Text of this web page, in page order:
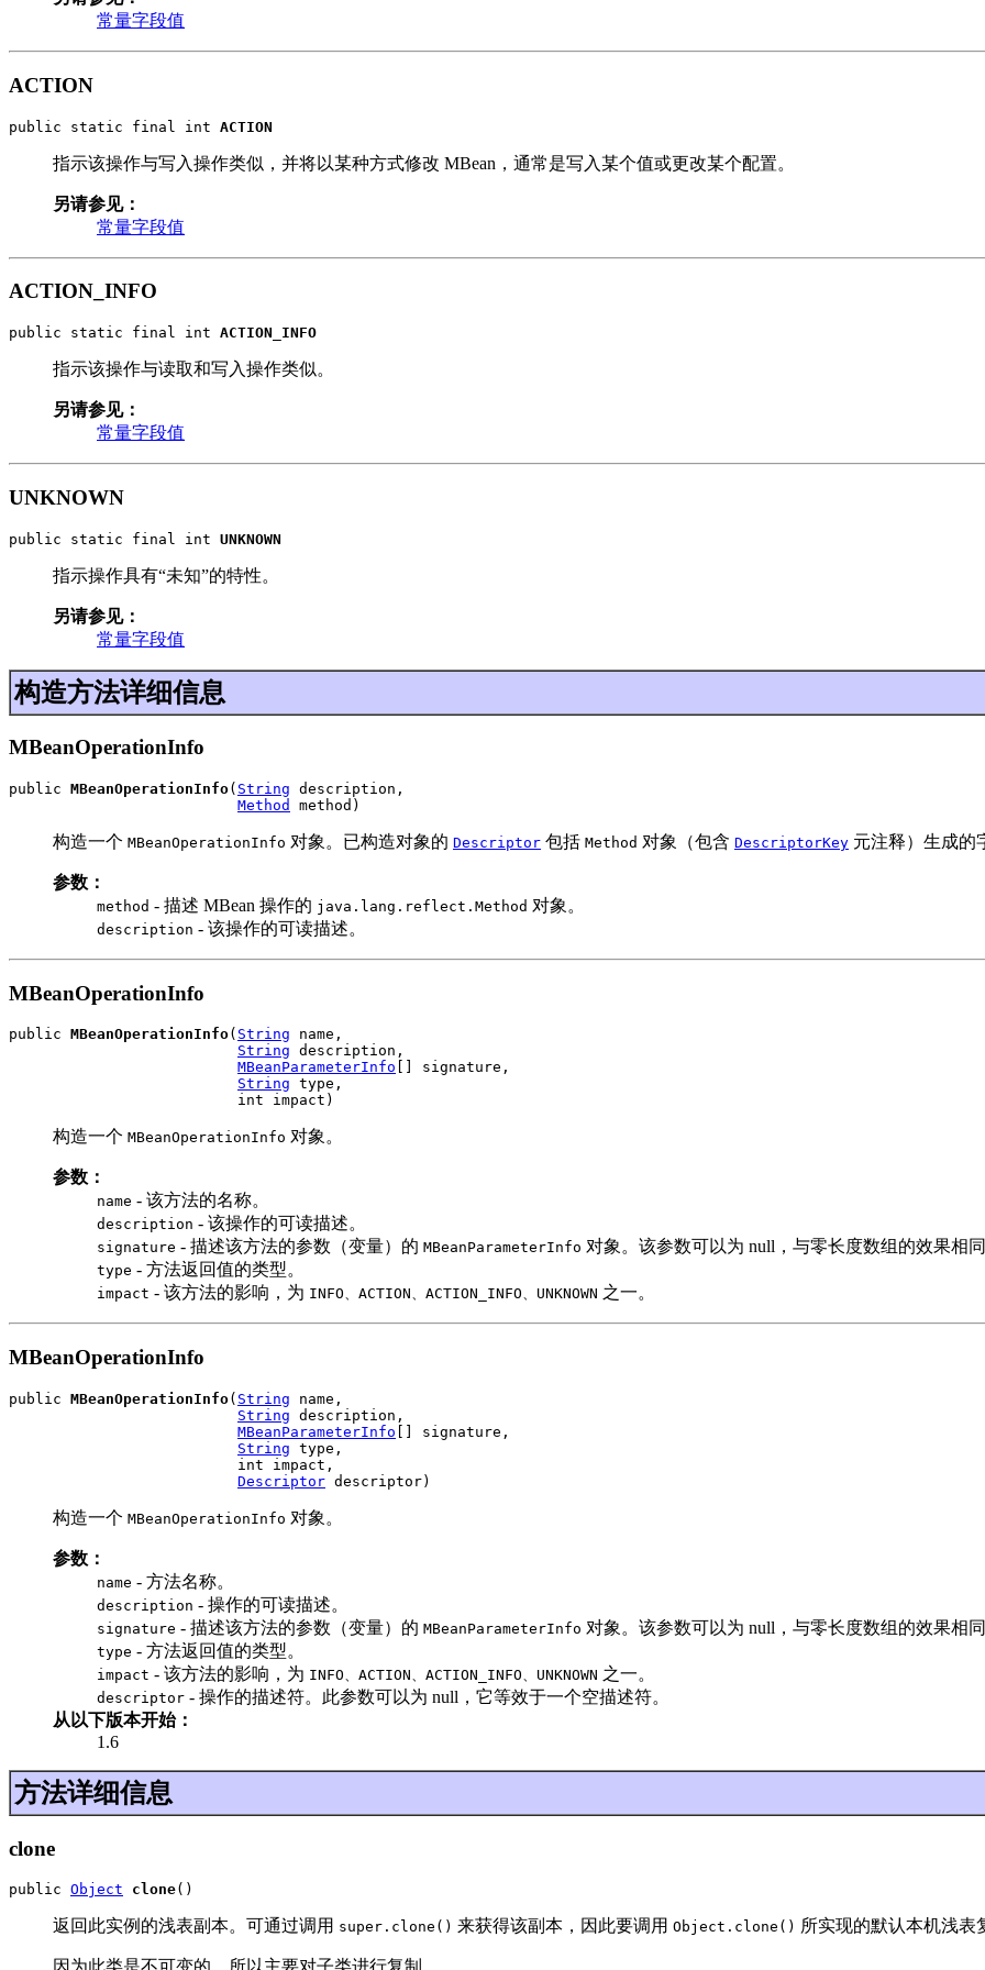
常量字段值
ACTION
public static final int ACTION
指示该操作与写入操作类似，并将以某种方式修改 MBean，通常是写入某个值或更改某个配置。
另请参见：
常量字段值
ACTION_INFO
public static final int ACTION_INFO
指示该操作与读取和写入操作类似。
另请参见：
常量字段值
UNKNOWN
public static final int UNKNOWN
指示操作具有“未知”的特性。
另请参见：
常量字段值
构造方法详细信息
MBeanOperationInfo
public MBeanOperationInfo( String description,
Method
method)
构造一个 MBeanOperationInfo 对象。已构造对象的 Descriptor 包括 Method 对象（包含 DescriptorKey 元注释）生成的
参数：
method - 描述 MBean 操作的 java.lang.reflect.Method 对象。
description - 该操作的可读描述。
MBeanOperationInfo
public MBeanOperationInfo( String name,
String description,
MBeanParameterInfo [] signature,
String type,
                          int impact)
构造一个 MBeanOperationInfo 对象。
参数：
name - 该方法的名称。
description - 该操作的可读描述。
signature - 描述该方法的参数（变量）的 MBeanParameterInfo 对象。该参数可以为 null，与零长度数组的效果相
type - 方法返回值的类型。
impact - 该方法的影响，为 INFO、ACTION、ACTION_INFO、UNKNOWN 之一。
MBeanOperationInfo
public MBeanOperationInfo( String name,
String description,
MBeanParameterInfo [] signature,
String type,
                          int impact,
Descriptor descriptor)
构造一个 MBeanOperationInfo 对象。
参数：
name - 方法名称。
description - 操作的可读描述。
signature - 描述该方法的参数（变量）的 MBeanParameterInfo 对象。该参数可以为 null，与零长度数组的效果相
type - 方法返回值的类型。
impact - 该方法的影响，为 INFO、ACTION、ACTION_INFO、UNKNOWN 之一。
descriptor - 操作的描述符。此参数可以为 null，它等效于一个空描述符。
从以下版本开始：
1.6
方法详细信息
clone
public Object clone()
返回此实例的浅表副本。可通过调用 super.clone() 来获得该副本，因此要调用 Object.clone() 所实现的默认本机浅表